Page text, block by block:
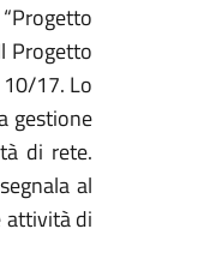
Progetto
17. Lo
gestione
di rete.
al
attività di